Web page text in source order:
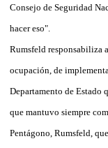
Consejo de Seguridad
hacer eso".
Rumsfeld responsabiliza
ocupación, de
Departamento de Estado
que mantuvo siempre
Pentágono, Rumsfeld,